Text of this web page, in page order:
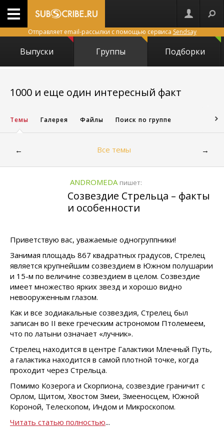
Отправляет email-рассылки с помощью сервиса Sendsay
Выпуски Группы Подборки
1000 и еще один интересный факт
Темы Галерея Файлы Поиск по группе
← Все темы →
ANDROMEDA пишет:
Созвездие Стрельца – факты
и особенности
Приветствую вас, уважаемые одногруппники!
Занимая площадь 867 квадратных градусов, Стрелец
является крупнейшим созвездием в Южном полушарии
и 15-м по величине созвездием в целом. Созвездие
имеет множество ярких звезд и хорошо видно
невооруженным глазом.
Как и все зодиакальные созвездия, Стрелец был
записан во II веке греческим астрономом Птолемеем,
что по латыни означает «лучник».
Стрелец находится в центре Галактики Млечный Путь,
а галактика находится в самой плотной точке, когда
проходит через Стрельца.
Помимо Козерога и Скорпиона, созвездие граничит с
Орлом, Щитом, Хвостом Змеи, Змееносцем, Южной
Короной, Телескопом, Индом и Микроскопом.
Читать статью полностью...